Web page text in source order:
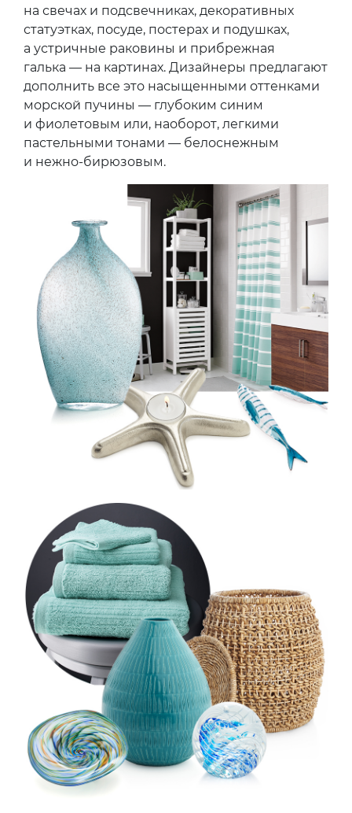
на свечах и подсвечниках, декоративных
статуэтках, посуде, постерах и подушках,
а устричные раковины и прибрежная
галька — на картинах. Дизайнеры предлагают
дополнить все это насыщенными оттенками
морской пучины — глубоким синим
и фиолетовым или, наоборот, легкими
пастельными тонами — белоснежным
и нежно-бирюзовым.